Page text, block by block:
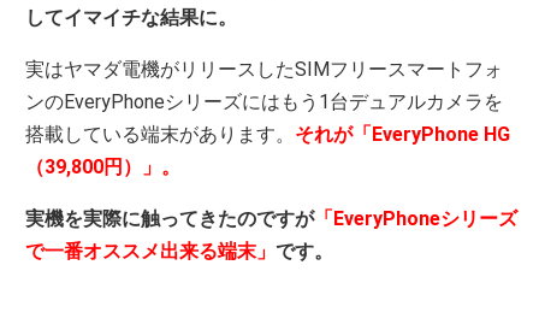
してイマイチな結果に。
実はヤマダ電機がリリースしたSIMフリースマートフォ
ンのEveryPhoneシリーズにはもう1台デュアルカメラを
搭載している端末があります。 それが「EveryPhone HG
（39,800円）」。
実機を実際に触ってきたのですが「EveryPhoneシリーズ
で一番オススメ出来る端末」です。